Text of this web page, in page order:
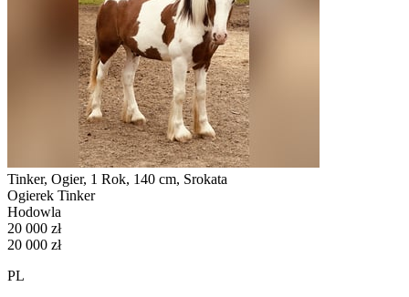
Tinker, Ogier, 1 Rok, 140 cm, Srokata
Ogierek Tinker
Hodowla
20 000 zł
20 000 zł
PL